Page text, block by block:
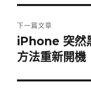
章:
下一篇文章
下
一
文
iPhone 突然
方法重新開機